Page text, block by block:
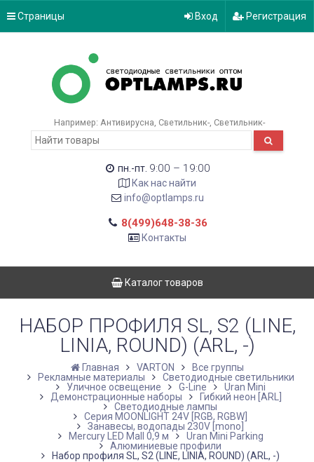
Страницы Вход Регистрация
Например: Антивирусна Светильник- Светильник-
пн.-пт. 9:00 – 19:00
Как нас найти
info@optlamps.ru
8(499)648-38-36
Контакты
Каталог товаров
НАБОР ПРОФИЛЯ SL, S2 (LINE,
LINIA, ROUND) (ARL, -)
Главная VARTON
Все группы
Рекламные материалы
Светодиодные светильники
Уличное освещение
G-Line
Uran Mini
Демонстрационные наборы
Гибкий неон [ARL]
Светодиодные лампы
Серия MOONLIGHT 24V [RGB, RGBW]
Занавесы, водопады 230V [mono]
Mercury LED Mall 0,9 м
Uran Mini Parking
Алюминиевые профили
Набор профиля SL, S2 (LINE, LINIA, ROUND) (ARL, -)